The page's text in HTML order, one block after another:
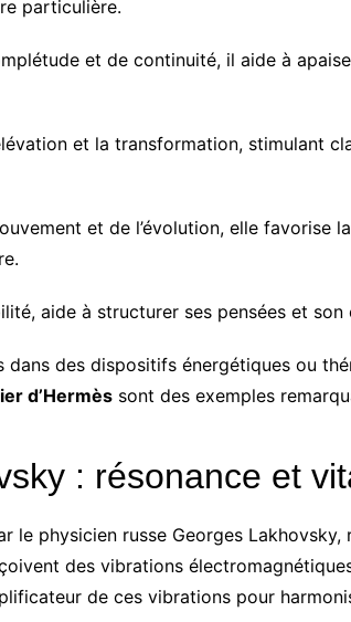
particulière.
et de continuité, il aide à
et la transformation, stimulant
et de l’évolution, elle favorise
aide à structurer ses pensées et son
des dispositifs énergétiques ou
d’Hermès sont des exemples
: résonance et
le physicien russe Georges Lakhovsky,
des vibrations
de ces vibrations pour